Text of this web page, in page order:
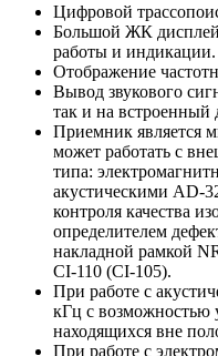
Цифровой
Большой ЖК
работы и индикации.
Отображение
Вывод звукового
так и на встроенный
Приемник является
может работать с
типа:
акустическими AD-
контроля качества
определителем
накладной рамкой
CI-110 (CI-105).
При работе с
кГц с возможностью
находящихся вне
При работе с